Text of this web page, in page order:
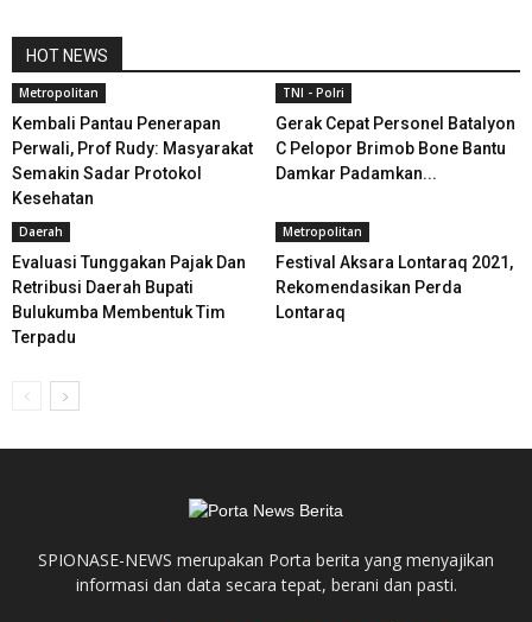
HOT NEWS
Metropolitan
Kembali Pantau Penerapan
Perwali, Prof Rudy: Masyarakat
Semakin Sadar Protokol
Kesehatan
TNI - Polri
Gerak Cepat Personel Batalyon
C Pelopor Brimob Bone Bantu
Damkar Padamkan...
Daerah
Evaluasi Tunggakan Pajak Dan
Retribusi Daerah Bupati
Bulukumba Membentuk Tim
Terpadu
Metropolitan
Festival Aksara Lontaraq 2021,
Rekomendasikan Perda
Lontaraq
SPIONASE-NEWS merupakan Porta berita yang menyajikan
informasi dan data secara tepat, berani dan pasti.